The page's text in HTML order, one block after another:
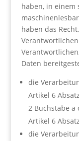
haben, in einem
haben das
Daten
die
Artikel 6
2 Buchstabe a
Artikel 6
die